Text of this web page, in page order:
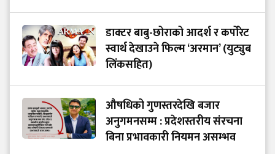
डाक्टर बाबु-छोराको आदर्श र कर्पोरेट
स्वार्थ देखाउने फिल्म ‘अरमान’ (युट्युब
लिंकसहित)
औषधिको गुणस्तरदेखि बजार
अनुगमनसम्म : प्रदेशस्तरीय संरचना
बिना प्रभावकारी नियमन असम्भव